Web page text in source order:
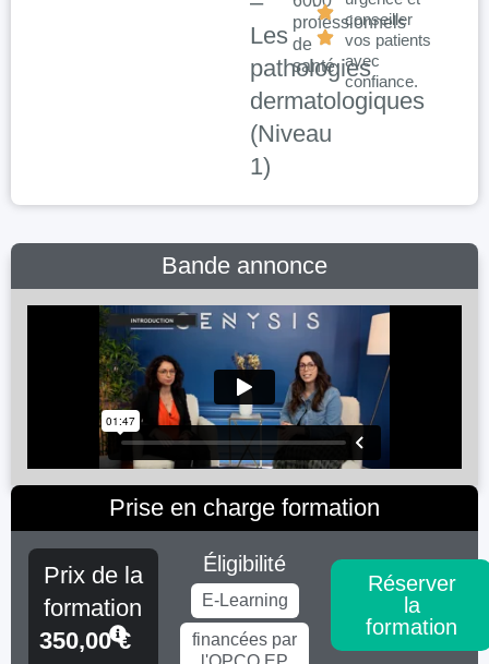
Les
pathologies
dermatologiques
(Niveau
1)
professionnels
de
santé
conseiller
vos patients
avec
confiance.
Bande annonce
Prise en charge formation
Prix de la
formation
350,00€
Éligibilité
E-Learning
financées par
Réserver
la
formation